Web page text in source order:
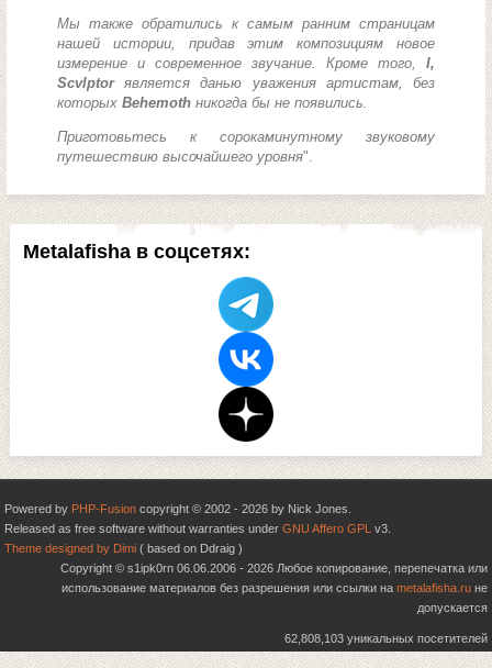
Metalafisha в соцсетях:
Мы также обратились к самым ранним страницам
нашей истории, придав этим композициям новое
измерение и современное звучание. Кроме того, I,
Scvlptorявляется данью уважения артистам, без
которых Behemoth никогда бы не появились.
Приготовьтесь к сорокаминутному звуковому
путешествию высочайшего уровня".
Powered by PHP-Fusion copyright © 2002 - 2026 by Nick Jones.
Released as free software without warranties under GNU Affero GPL v3.
Theme designed by Dimi ( based on Ddraig )
Copyright © s1ipk0rn 06.06.2006 - 2026 Любое копирование, перепечатка или
использование материалов без разрешения или ссылки на metalafisha.ru не
допускается
62,808,103 уникальных посетителей